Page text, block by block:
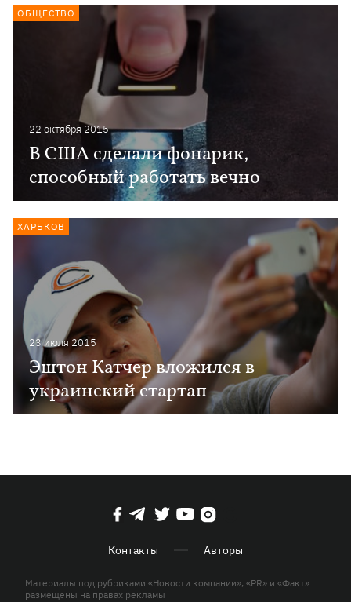
22 октября 2015
В США сделали фонарик,
способный работать вечно
ОБЩЕСТВО
23 июля 2015
Эштон Катчер вложился в
украинский стартап
ХАРЬКОВ
Контакты Авторы
Материалы под рубриками «Новости компании», «PR» и «Факт»
размещены на правах рекламы